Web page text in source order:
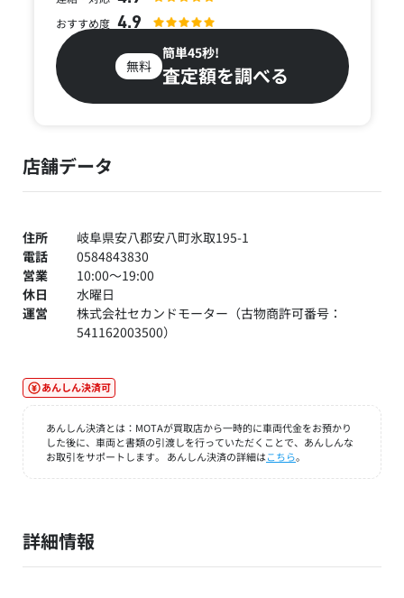
おすすめ度 4.9
無料
簡単45秒!
査定額を調べる
店舗データ
住所
岐阜県安八郡安八町氷取195-1
電話
0584843830
営業
10:00～19:00
休日
水曜日
運営
株式会社セカンドモーター（古物商許可番号：
541162003500）
あんしん決済可
あんしん決済とは：MOTAが買取店から一時的に車両代金をお預かり
した後に、車両と書類の引渡しを行っていただくことで、あんしんな
お取引をサポートします。 あんしん決済の詳細はこちら。
詳細情報